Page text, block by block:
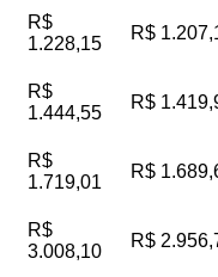
R$
1.228,15
R$
R$
1.444,55
R$
R$
1.719,01
R$
R$
3.008,10
R$